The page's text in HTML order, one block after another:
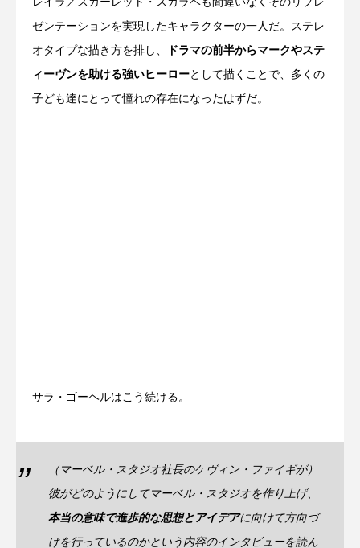
レイラ／スカーレット・スカラベも間違いなくそのリプレ
ゼンテーションを実現したキャラクターの一人だ。ステレ
オタイプな描き方を排し、 ドラマの前半からマークやステ
ィーヴンを助ける強いヒーローとして描くことで、多くの
子ども達にとって憧れの存在になったはずだ。
サラ・ゴーヘルはこう続ける。
（マーベル・スタジオ社長のケヴィン・ファイギが）
彼がどのようにしてマーベル・スタジオを作り上げ、
本当の意味で進歩的な思想とアイデアに向けて方向づ
けを行っているのかという内容のインタビューを読ん